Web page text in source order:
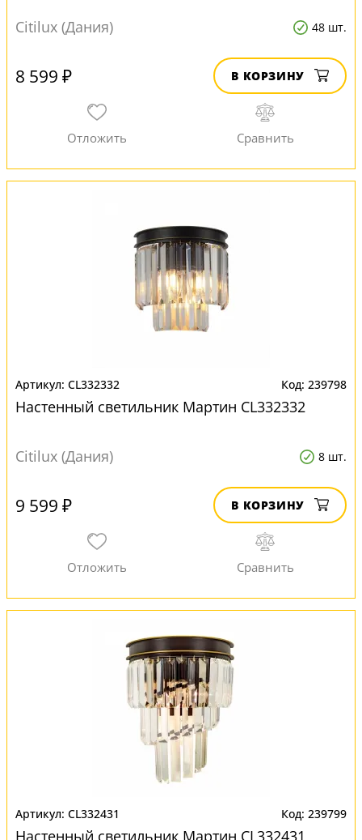
Citilux (Дания) 48 шт.
8 599 ₽ В КОРЗИНУ
CL332332 239798
Настенный светильник Мартин CL332332
Citilux (Дания) 8 шт.
9 599 ₽ В КОРЗИНУ
CL332431 239799
Настенный светильник Мартин CL332431